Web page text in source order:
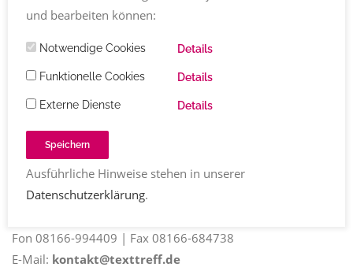
Impressum
Angaben gemäß § 5 TMG:
Susanne Ackstaller
Freisinger Str. 2
Fon 08166-994409 | Fax 08166-684738
E-Mail: kontakt@texttreff.de
und bearbeiten können:
Notwendige Cookies Details
Funktionelle Cookies Details
Externe Dienste Details
Speichern
Ausführliche Hinweise stehen in unserer
Datenschutzerklärung.